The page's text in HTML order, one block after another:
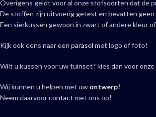
Overigens geldt voor al onze stofsoorten dat de
De stoffen zijn uitvoerig getest en bevatten geen
Een sierkussen gewoon in zwart of andere kleur
Kijk ook eens naar een parasol met logo of foto!
Wilt u kussen voor uw tuinset? kies dan voor onze
Wij kunnen u helpen met uw ontwerp!
Neem daarvoorcontact met ons op!